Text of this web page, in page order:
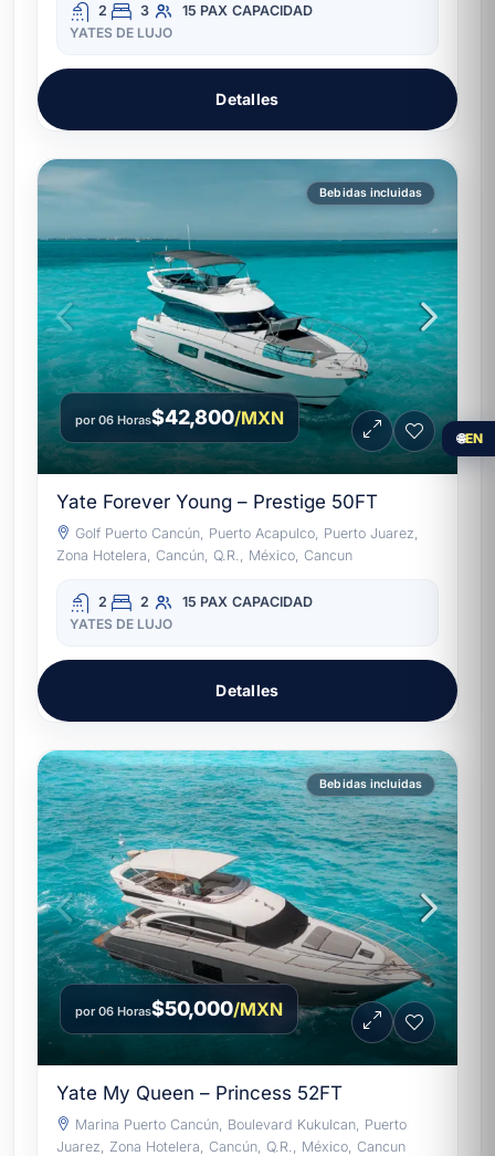
2 3 15 PAX CAPACIDAD
YATES DE LUJO
Detalles
Bebidas incluidas
por 06 Horas$42,800/MXN
Yate Forever Young – Prestige 50FT
Golf Puerto Cancún, Puerto Acapulco, Puerto Juarez,
Zona Hotelera, Cancún, Q.R., México, Cancun
2 2 15 PAX CAPACIDAD
YATES DE LUJO
Detalles
Bebidas incluidas
por 06 Horas$50,000/MXN
Yate My Queen – Princess 52FT
Marina Puerto Cancún, Boulevard Kukulcan, Puerto
Juarez, Zona Hotelera, Cancún, Q.R., México, Cancun
🌐EN